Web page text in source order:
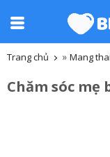
Trang chủ » Mang thai
Chăm sóc mẹ